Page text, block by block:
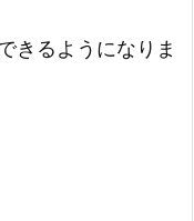
検索
きるようになりま